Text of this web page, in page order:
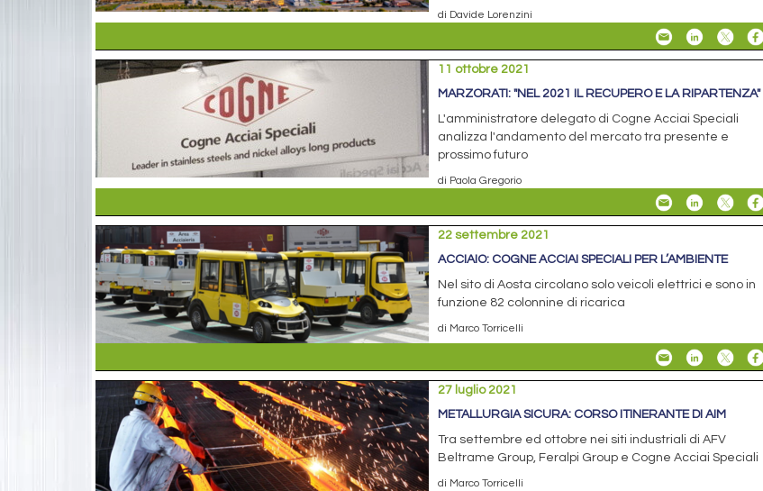
di Davide Lorenzini
11 ottobre 2021
MARZORATI: "NEL 2021 IL RECUPERO E LA RIPARTENZA"
L'amministratore delegato di Cogne Acciai Speciali
analizza l'andamento del mercato tra presente e
prossimo futuro
di Paola Gregorio
22 settembre 2021
ACCIAIO: COGNE ACCIAI SPECIALI PER L’AMBIENTE
Nel sito di Aosta circolano solo veicoli elettrici e sono in
funzione 82 colonnine di ricarica
di Marco Torricelli
27 luglio 2021
METALLURGIA SICURA: CORSO ITINERANTE DI AIM
Tra settembre ed ottobre nei siti industriali di AFV
Beltrame Group, Feralpi Group e Cogne Acciai Speciali
di Marco Torricelli